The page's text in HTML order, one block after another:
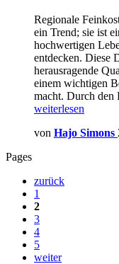
Regionale
ein Trend; sie ist
hochwertigen
entdecken. Diese
herausragende
einem wichtigen
macht. Durch
weiterlesen
von Hajo Simons
Pages
zurück
1
2
3
4
5
weiter